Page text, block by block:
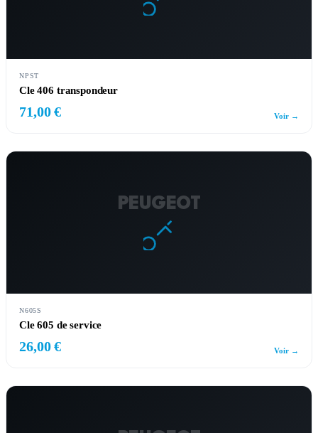
NPST
Cle 406 transpondeur
71,00 € Voir →
PEUGEOT
N605S
Cle 605 de service
26,00 € Voir →